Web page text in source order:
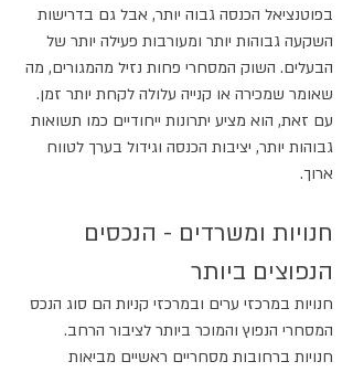
בפוטנציאל הכנסה גבוה יותר, אבל גם בדרישות
השקעה גבוהות יותר ומעורבות פעילה יותר של
הבעלים. השוק המסחרי פחות נזיל מהמגורים, מה
שאומר שמכירה או קנייה עלולה לקחת יותר זמן.
עם זאת, הוא מציע יתרונות ייחודיים כמו תשואות
גבוהות יותר, יציבות הכנסה וגידול בערך לטווח
ארוך.
חנויות ומשרדים - הנכסים
הנפוצים ביותר
חנויות במרכזי ערים ובמרכזי קניות הם סוג הנכס
המסחרי הנפוץ והמוכר ביותר לציבור הרחב.
חנויות ברחובות מסחריים ראשיים מביאות